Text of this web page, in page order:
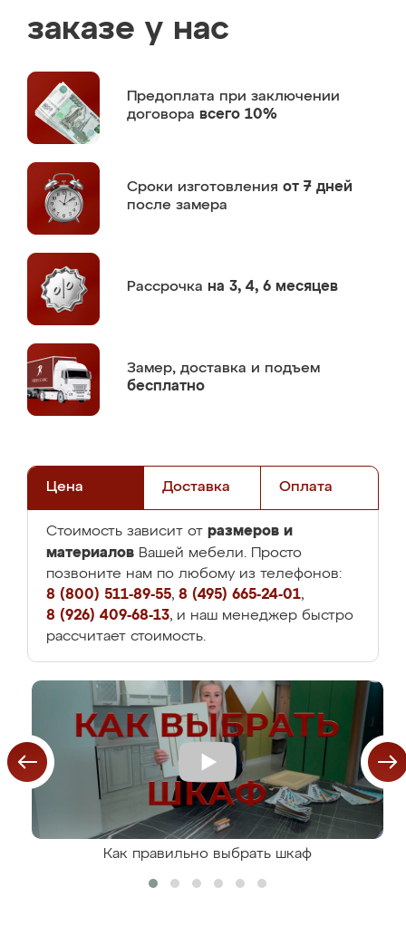
заказе у нас
Предоплата при заключении
договора всего 10%
Сроки изготовления от 7 дней
после замера
Рассрочка на 3, 4, 6 месяцев
Замер, доставка и подъем
бесплатно
Цена Доставка Оплата
Стоимость зависит от размеров и
материалов Вашей мебели. Просто
позвоните нам по любому из телефонов:
8 (800) 511-89-55, 8 (495) 665-24-01,
8 (926) 409-68-13, и наш менеджер быстро
рассчитает стоимость.
Как правильно выбрать шкаф